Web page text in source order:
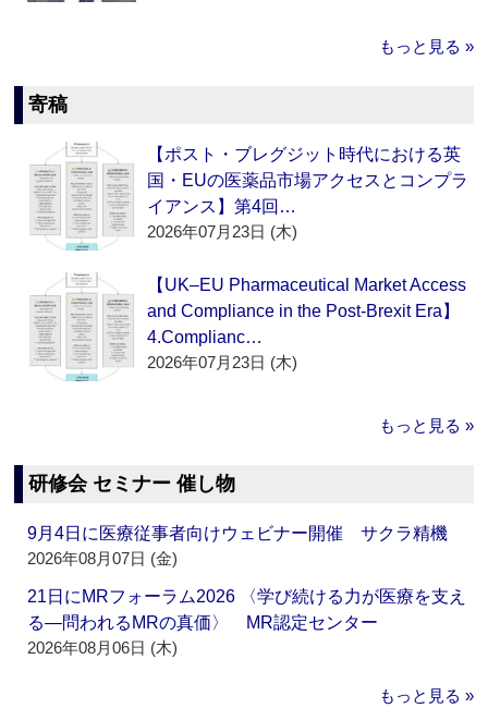
もっと見る »
寄稿
【ポスト・ブレグジット時代における英
国・EUの医薬品市場アクセスとコンプラ
イアンス】第4回…
2026年07月23日 (木)
【UK–EU Pharmaceutical Market Access
and Compliance in the Post-Brexit Era】
4.Complianc…
2026年07月23日 (木)
もっと見る »
研修会 セミナー 催し物
9月4日に医療従事者向けウェビナー開催 サクラ精機
2026年08月07日 (金)
21日にMRフォーラム2026 〈学び続ける力が医療を支え
る―問われるMRの真価〉 MR認定センター
2026年08月06日 (木)
もっと見る »